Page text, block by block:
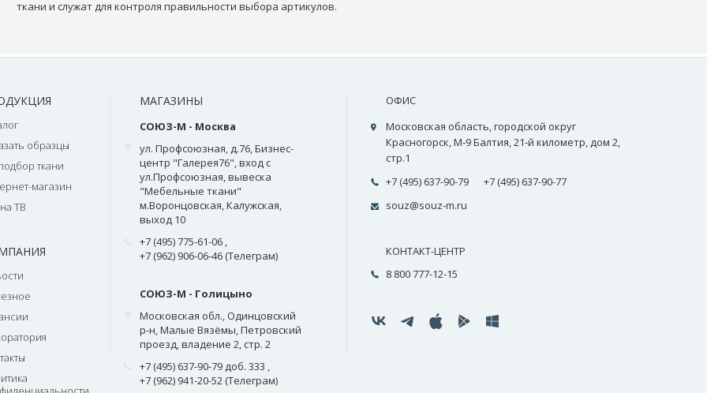
ткани и служат для контроля правильности выбора артикулов.
образцы
ткани
магазин
ТВ
МАГАЗИНЫ
СОЮЗ-М - Москва
ул. Профсоюзная, д.76, Бизнес-
центр "Галерея76", вход с
ул.Профсоюзная, вывеска
"Мебельные ткани"
м.Воронцовская, Калужская,
выход 10
+7 (495) 775-61-06 ,
+7 (962) 906-06-46 (Телеграм)
СОЮЗ-М - Голицыно
Московская обл., Одинцовский
р-н, Малые Вязёмы, Петровский
проезд, владение 2, стр. 2
+7 (495) 637-90-79 доб. 333 ,
+7 (962) 941-20-52 (Телеграм)
ОФИС
Московская область, городской округ
Красногорск, М-9 Балтия, 21-й километр, дом 2,
стр.1
+7 (495) 637-90-79
+7 (495) 637-90-77
souz@souz-m.ru
КОНТАКТ-ЦЕНТР
8 800 777-12-15